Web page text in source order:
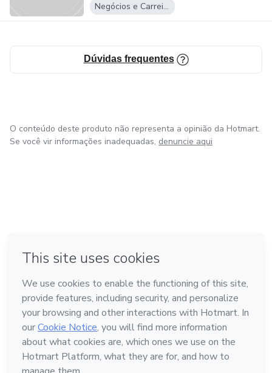
Negócios e Carreira
Dúvidas frequentes
O conteúdo deste produto não representa a opinião da Hotmart.
Se você vir informações inadequadas, denuncie aqui
Feito com ❤ na Cidade do México
Conheça a Hotmart
Idioma
Português